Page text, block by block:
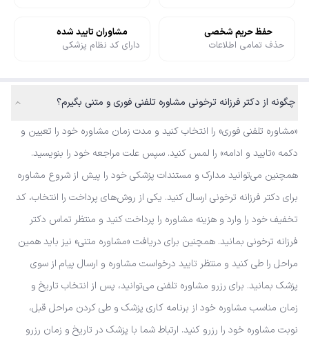
حفظ حریم شخصی
حذف تمامی اطلاعات
مشاوران تایید شده
دارای کد نظام پزشکی
چگونه از دکتر فرزانه ترخونی مشاوره تلفنی فوری و متنی بگیرم؟
«مشاوره تلفنی فوری» را انتخاب کنید و مدت زمان مشاوره خود را تعیین و
دکمه «تایید و ادامه» را لمس کنید. سپس علت مراجعه خود را بنویسید.
همچنین می‌توانید مدارک و مستندات پزشکی خود را پیش از شروع مشاوره
برای دکتر فرزانه ترخونی ارسال کنید. یکی از روش‌های پرداخت را انتخاب، کد
تخفیف خود را وارد و هزینه مشاوره را پرداخت کنید و منتظر تماس دکتر
فرزانه ترخونی بمانید. همچنین برای دریافت «مشاوره متنی» نیز باید همین
مراحل را طی کنید و منتظر تایید درخواست مشاوره و ارسال پیام از سوی
پزشک بمانید. برای رزرو مشاوره تلفنی می‌توانید، پس از انتخاب تاریخ و
زمان مناسب مشاوره خود از برنامه کاری پزشک و طی کردن مراحل قبل،
نوبت مشاوره خود را رزرو کنید. ارتباط شما با پزشک در تاریخ و زمان رزرو